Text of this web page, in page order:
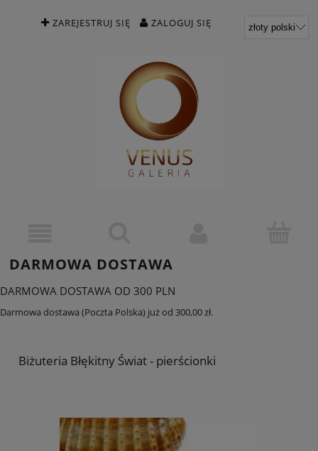
ZAREJESTRUJ SIĘ ZALOGUJ SIĘ
DARMOWA DOSTAWA
DARMOWA DOSTAWA OD 300 PLN
Darmowa dostawa (Poczta Polska) już od 300,00 zł.
Biżuteria Błękitny Świat - pierścionki